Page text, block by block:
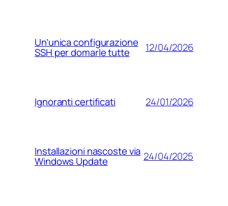
Un’unica configurazione
SSH per domarle tutte 12/04/2026
Ignoranti certificati 24/01/2026
Installazioni nascoste via
Windows Update 24/04/2025